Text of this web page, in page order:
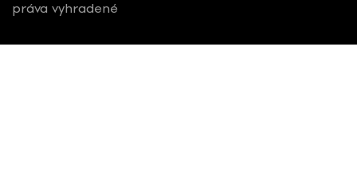
práva vyhradené